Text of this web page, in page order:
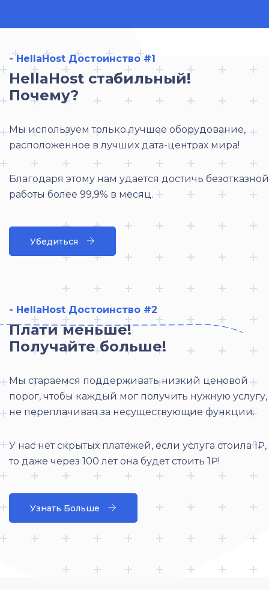
- HellaHost Достоинство #1
HellaHost стабильный!
Почему?
Мы используем только лучшее оборудование,
расположенное в лучших дата-центрах мира!
Благодаря этому нам удается достичь безотказной
работы более 99,9% в месяц.
Убедиться
- HellaHost Достоинство #2
Плати меньше!
Получайте больше!
Мы стараемся поддерживать низкий ценовой
порог, чтобы каждый мог получить нужную услугу,
не переплачивая за несуществующие функции.
У нас нет скрытых платежей, если услуга стоила 1₽,
то даже через 100 лет она будет стоить 1₽!
Узнать Больше